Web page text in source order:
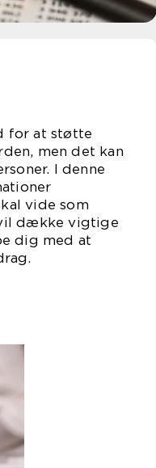
for at støtte
men det kan
I denne
vide som
dække vigtige
dig med at